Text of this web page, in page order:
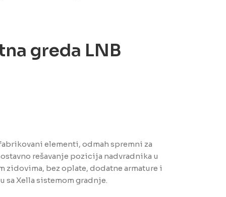
greda LNB
elementi, odmah spremni za
rešavanje pozicija nadvradnika u
bez oplate, dodatne armature i
sa Xella sistemom gradnje.